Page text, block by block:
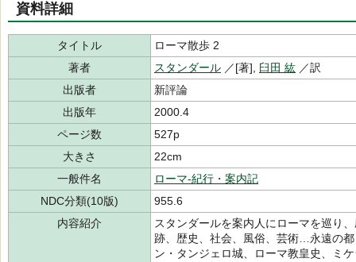
資料詳細
タイトル
ローマ散歩 2
著者
スタンダール ／[著], 臼田 紘 ／訳
出版者
新評論
出版年
2000.4
ページ数
527p
大きさ
22cm
一般件名
ローマ-紀行・案内記
NDC分類(10版)
955.6
内容紹介
スタンダールを案内人にローマを巡り
跡、歴史、社会、風俗、芸術…永遠の
ン・タンジェロ城、ローマ教皇史、ミ